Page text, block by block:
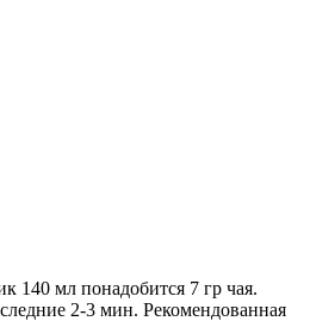
140 мл понадобится 7 гр чая.
2-3 мин. Рекомендованная